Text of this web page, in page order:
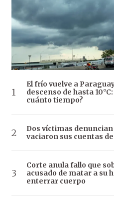
El frío vuelve a
descenso de hasta
cuánto tiempo?
Dos víctimas denuncian
vaciaron sus cuentas
Corte anula fallo que
acusado de matar a su
enterrar cuerpo